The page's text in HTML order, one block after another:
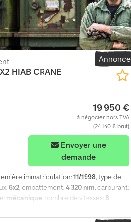
Disposition des roues : 4x2
: manuelle (GR801) Suspension :
: en charge/à vide : 20 500 kg / 10 875 kg
pneumatique Freins : à tambour Type de
= Transmission : GR801,
Poids à vide : 10 875 kgAnnonce
HIAB CRANE
19 950 €
à négocier hors TVA
(24 140 € brut)
demande
immatriculation:11/1998, type de
6x2, empattement:4 320 mm, carburant:
mécanique, nombre de vitesses: 8,
de chargement:2 510 mm, hauteur de